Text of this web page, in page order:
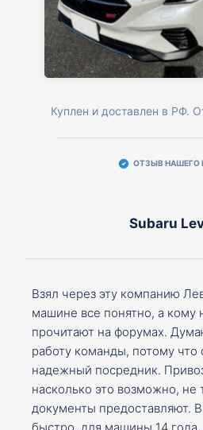
Куплен и доставлен в РФ.
ОТЗЫВ НАШЕГО
Subaru
Взял через эту компанию
машине все понятно, а кому
прочитают на форумах.
работу команды, потому что
надежный посредник.
насколько это возможно, не
документы предоставляют.